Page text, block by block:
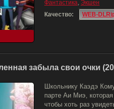
Фантастика, Экшен
Качество:
WEB-
забыла свои очки
Школьнику Каэдэ
парте Аи Миэ,
чтобы хоть раз